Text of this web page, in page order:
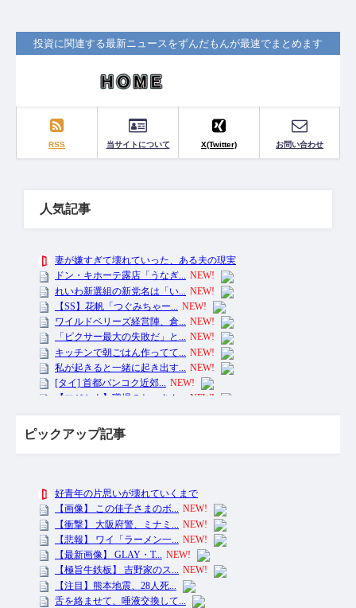
投資に関連する最新ニュースをずんだもんが最速でまとめます
RSS 当サイトについて X(Twitter) お問い合わせ
人気記事
ピックアップ記事